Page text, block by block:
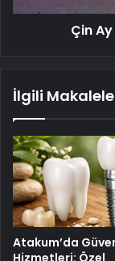
Çin
İlgili
Atakum’da
Hizmetleri: Özel